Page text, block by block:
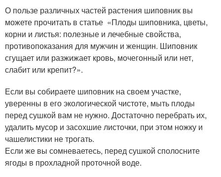
О пользе различных частей растения шиповник вы
можете прочитать в статье «Плоды шиповника, цветы,
корни и листья: полезные и лечебные свойства,
противопоказания для мужчин и женщин. Шиповник
сгущает или разжижает кровь, мочегонный или нет,
слабит или крепит?».
Если вы собираете шиповник на своем участке,
уверенны в его экологической чистоте, мыть плоды
перед сушкой вам не нужно. Достаточно перебрать их,
удалить мусор и засохшие листочки, при этом ножку и
чашелистики не трогать.
Если же вы сомневаетесь, перед сушкой сполосните
ягоды в прохладной проточной воде.